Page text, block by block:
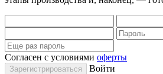
Согласен с условиями оферты
Войти